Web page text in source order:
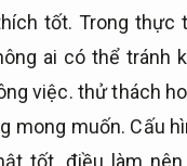
tốt. Trong thực
ai có thể tránh
việc. thử thách
mong muốn. Cấu
tốt. điều làm